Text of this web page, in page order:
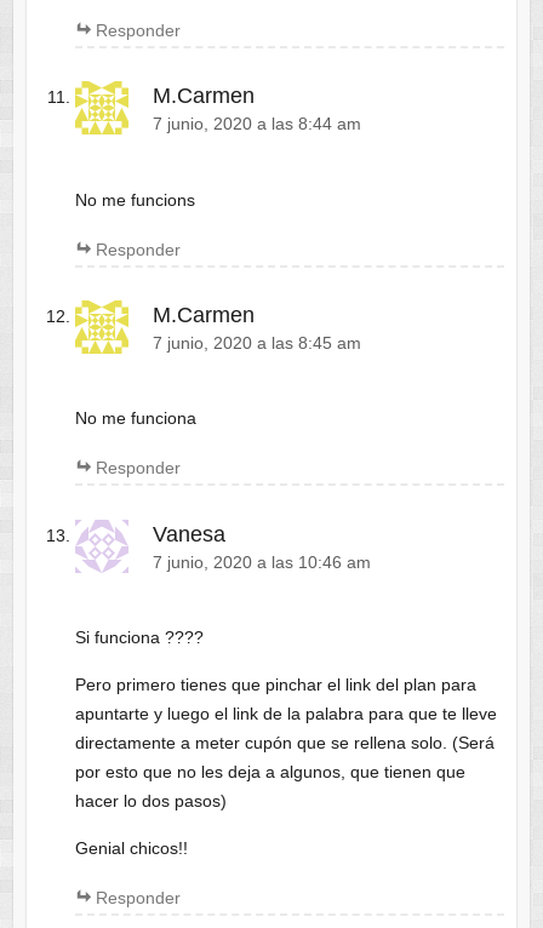
Responder
M.Carmen
7 junio, 2020 a las 8:44 am
No me funcions
Responder
M.Carmen
7 junio, 2020 a las 8:45 am
No me funciona
Responder
Vanesa
7 junio, 2020 a las 10:46 am
Si funciona ????
Pero primero tienes que pinchar el link del plan para
apuntarte y luego el link de la palabra para que te lleve
directamente a meter cupón que se rellena solo. (Será
por esto que no les deja a algunos, que tienen que
hacer lo dos pasos)
Genial chicos!!
Responder